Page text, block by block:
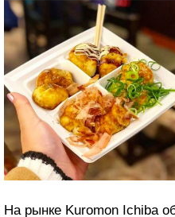
За 2,5 часа от Токио на
домчать до другой
Здесь можно найти что
экстравагантных
районе Дотонбори нужно